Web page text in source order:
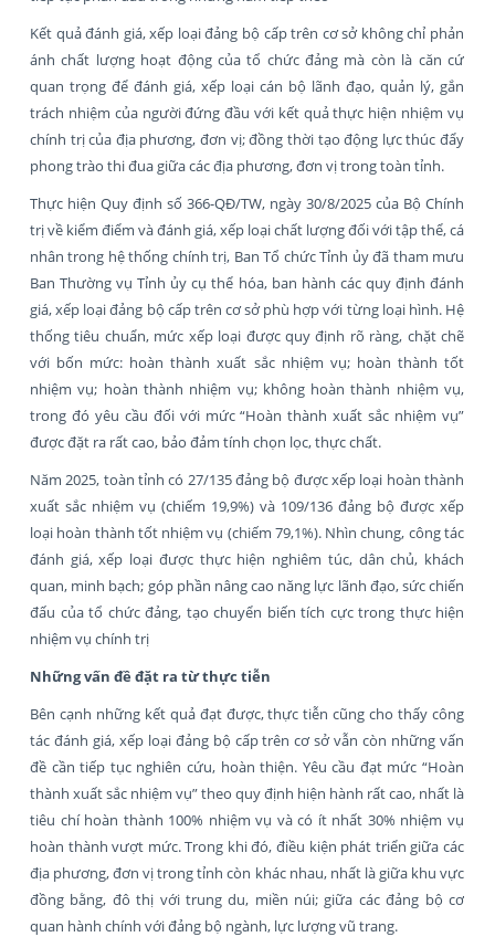
Kết quả đánh giá, xếp loại đảng bộ cấp trên cơ sở không chỉ phản
ánh chất lượng hoạt động của tổ chức đảng mà còn là căn cứ
quan trọng để đánh giá, xếp loại cán bộ lãnh đạo, quản lý, gắn
trách nhiệm của người đứng đầu với kết quả thực hiện nhiệm vụ
chính trị của địa phương, đơn vị; đồng thời tạo động lực thúc đẩy
phong trào thi đua giữa các địa phương, đơn vị trong toàn tỉnh.
Thực hiện Quy định số 366-QĐ/TW, ngày 30/8/2025 của Bộ Chính
trị về kiểm điểm và đánh giá, xếp loại chất lượng đối với tập thể, cá
nhân trong hệ thống chính trị, Ban Tổ chức Tỉnh ủy đã tham mưu
Ban Thường vụ Tỉnh ủy cụ thể hóa, ban hành các quy định đánh
giá, xếp loại đảng bộ cấp trên cơ sở phù hợp với từng loại hình. Hệ
thống tiêu chuẩn, mức xếp loại được quy định rõ ràng, chặt chẽ
với bốn mức: hoàn thành xuất sắc nhiệm vụ; hoàn thành tốt
nhiệm vụ; hoàn thành nhiệm vụ; không hoàn thành nhiệm vụ,
trong đó yêu cầu đối với mức “Hoàn thành xuất sắc nhiệm vụ”
được đặt ra rất cao, bảo đảm tính chọn lọc, thực chất.
Năm 2025, toàn tỉnh có 27/135 đảng bộ được xếp loại hoàn thành
xuất sắc nhiệm vụ (chiếm 19,9%) và 109/136 đảng bộ được xếp
loại hoàn thành tốt nhiệm vụ (chiếm 79,1%). Nhìn chung, công tác
đánh giá, xếp loại được thực hiện nghiêm túc, dân chủ, khách
quan, minh bạch; góp phần nâng cao năng lực lãnh đạo, sức chiến
đấu của tổ chức đảng, tạo chuyển biến tích cực trong thực hiện
nhiệm vụ chính trị
Những vấn đề đặt ra từ thực tiễn
Bên cạnh những kết quả đạt được, thực tiễn cũng cho thấy công
tác đánh giá, xếp loại đảng bộ cấp trên cơ sở vẫn còn những vấn
đề cần tiếp tục nghiên cứu, hoàn thiện. Yêu cầu đạt mức “Hoàn
thành xuất sắc nhiệm vụ” theo quy định hiện hành rất cao, nhất là
tiêu chí hoàn thành 100% nhiệm vụ và có ít nhất 30% nhiệm vụ
hoàn thành vượt mức. Trong khi đó, điều kiện phát triển giữa các
địa phương, đơn vị trong tỉnh còn khác nhau, nhất là giữa khu vực
đồng bằng, đô thị với trung du, miền núi; giữa các đảng bộ cơ
quan hành chính với đảng bộ ngành, lực lượng vũ trang.